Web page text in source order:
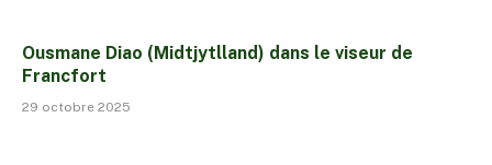
Ousmane Diao (Midtjytlland) dans le viseur de
Francfort
29 octobre 2025